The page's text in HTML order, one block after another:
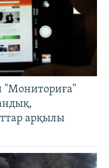
"Мониториға"
арқылы